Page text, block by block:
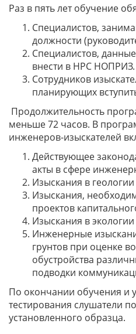
Раз в пять лет обучение
Специалистов,
должности
Специалистов,
внести в НРС НОПРИЗ.
Сотрудников
планирующих
Продолжительность
меньше 72 часов. В
инженеров-изыскателей
Действующее
акты в сфере
Изыскания в
Изыскания,
проектов
Изыскания в
Инженерные
грунтов при оценке
обустройства
подводки
По окончании обучения и
тестирования слушатели
установленного образца.